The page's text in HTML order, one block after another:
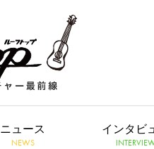
ニュース
NEWS
インタビ